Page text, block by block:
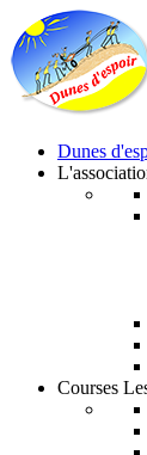
Dunes
Courses